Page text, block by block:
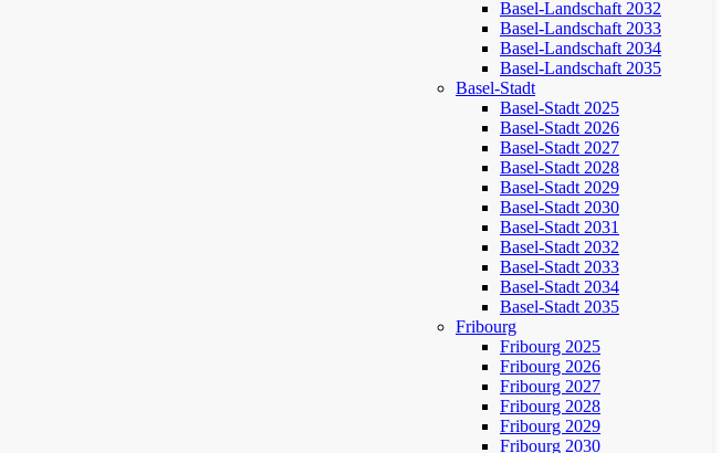
Basel-Landschaft 2032
Basel-Landschaft 2033
Basel-Landschaft 2034
Basel-Landschaft 2035
Basel-Stadt
Basel-Stadt 2025
Basel-Stadt 2026
Basel-Stadt 2027
Basel-Stadt 2028
Basel-Stadt 2029
Basel-Stadt 2030
Basel-Stadt 2031
Basel-Stadt 2032
Basel-Stadt 2033
Basel-Stadt 2034
Basel-Stadt 2035
Fribourg
Fribourg 2025
Fribourg 2026
Fribourg 2027
Fribourg 2028
Fribourg 2029
Fribourg 2030